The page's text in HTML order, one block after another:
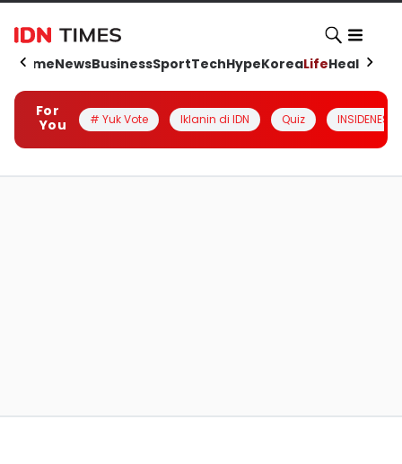
HomeNewsBusinessSportTechHypeKoreaLifeHealth
For
You
# Yuk Vote Iklanin di IDN Quiz INSIDENESIA